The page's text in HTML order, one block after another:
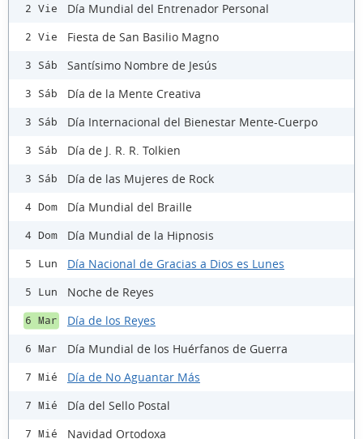
2 Vie Día Mundial del Entrenador Personal
2 Vie Fiesta de San Basilio Magno
3 Sáb Santísimo Nombre de Jesús
3 Sáb Día de la Mente Creativa
3 Sáb Día Internacional del Bienestar Mente-Cuerpo
3 Sáb Día de J. R. R. Tolkien
3 Sáb Día de las Mujeres de Rock
4 Dom Día Mundial del Braille
4 Dom Día Mundial de la Hipnosis
5 Lun Día Nacional de Gracias a Dios es Lunes
5 Lun Noche de Reyes
6 Mar Día de los Reyes
6 Mar Día Mundial de los Huérfanos de Guerra
7 Mié Día de No Aguantar Más
7 Mié Día del Sello Postal
7 Mié Navidad Ortodoxa